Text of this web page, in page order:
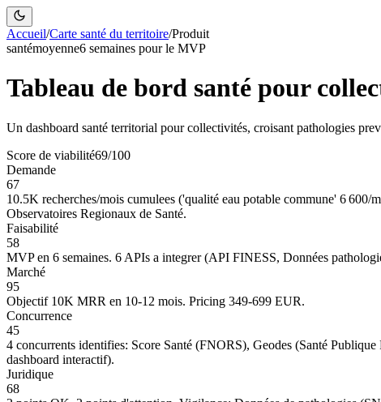
Accueil/Carte santé du territoire/Produit
santémoyenne6 semaines pour le MVP
Tableau de bord santé pour
Un dashboard santé territorial pour collectivités, croisant pathologies
Score de viabilité69/100
Demande
67
10.5K recherches/mois cumulees ('qualité eau potable commune' 6
Observatoires Regionaux de Santé.
Faisabilité
58
MVP en 6 semaines. 6 APIs a integrer (API FINESS, Données
Marché
95
Objectif 10K MRR en 10-12 mois. Pricing 349-699 EUR.
Concurrence
45
4 concurrents identifies: Score Santé (FNORS), Geodes (Santé
dashboard interactif).
Juridique
68